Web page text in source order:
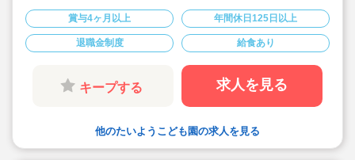
かることがございません。
★賞与実績4.5ヶ月分！高待遇！月給19.5万円以
上☆休日はしっかりと取れる為プライベートと両
立してご勤務頂けます。
★土曜日は月1回程度☆嬉しい振替休あり♪
★幅広い年代、新卒～ベテラン保育士まで様々な
職員が活躍しております！
★5歳児はネイチャーインストラクターを招き、
★頑張りが評価されやすい環境ですので、成長し
たい保育士にピッタリな職場です♪
賞与4ヶ月以上 年間休日125日以上
退職金制度 給食あり
キープする 求人を見る
他のたいようこども園の求人を見る